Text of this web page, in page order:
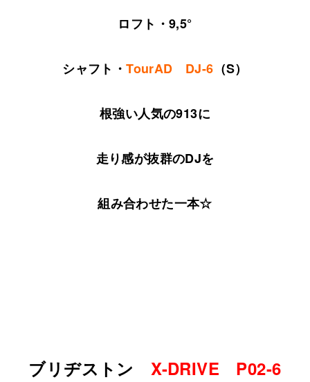
ロフト・9,5°
シャフト・TourAD DJ-6 （S）
根強い人気の913に
走り感が抜群のDJを
組み合わせた一本☆
ブリヂストンX-DRIVE P02-6